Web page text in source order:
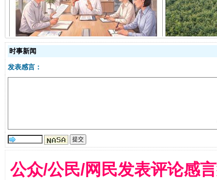
揭开“小金库”的免责幌子
受贿1.44亿！段成刚被判无期
时事新闻
发表感言：
公众/公民/网民发表评论感